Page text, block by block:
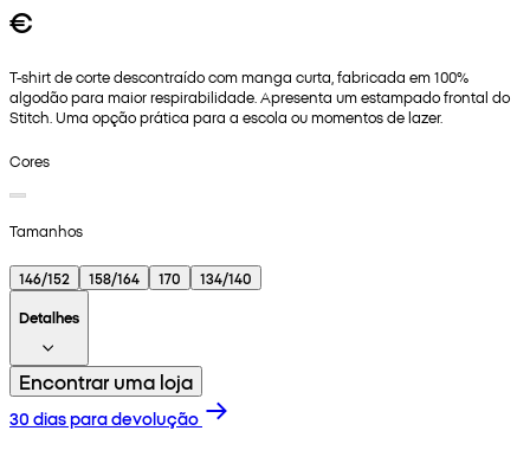
€
T-shirt de corte descontraído com manga curta, fabricada em 100%
algodão para maior respirabilidade. Apresenta um estampado frontal do
Stitch. Uma opção prática para a escola ou momentos de lazer.
Cores
Tamanhos
146/152 158/164 170
134/140
Detalhes
Encontrar uma loja
30 dias para devolução